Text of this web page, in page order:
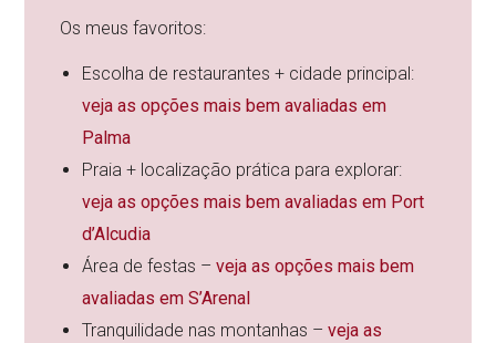
Os meus favoritos:
Escolha de restaurantes + cidade principal:
veja as opções mais bem avaliadas em
Palma
Praia + localização prática para explorar:
veja as opções mais bem avaliadas em Port
d’Alcudia
Área de festas –veja as opções mais bem
avaliadas em S’Arenal
Tranquilidade nas montanhas –veja as